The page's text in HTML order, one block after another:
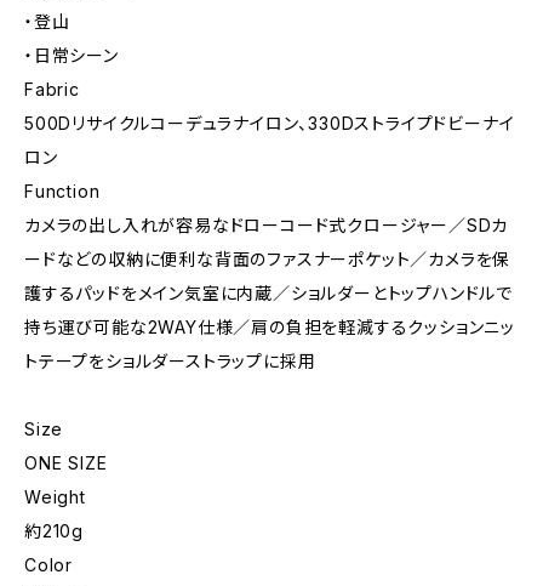
・登山
・日常シーン
Fabric
500Dリサイクルコーデュラナイロン、330Dストライプドビーナイ
ロン
Function
カメラの出し入れが容易なドローコード式クロージャー／SDカ
ードなどの収納に便利な背面のファスナーポケット／カメラを保
護するパッドをメイン気室に内蔵／ショルダーとトップハンドルで
持ち運び可能な2WAY仕様／肩の負担を軽減するクッションニッ
トテープをショルダーストラップに採用
Size
ONE SIZE
Weight
約210g
Color